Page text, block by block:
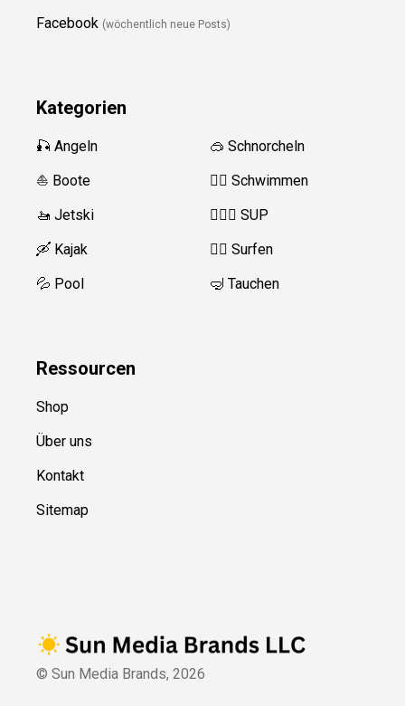
Facebook (wöchentlich neue Posts)
Kategorien
🎣 Angeln
⛵️ Boote
🚤 Jetski
🛶 Kajak
💦 Pool
🥽 Schnorcheln
🏊‍♂️ Schwimmen
🏄‍♀️🛶 SUP
🏄‍♂️ Surfen
🤿 Tauchen
Ressourcen
Shop
Über uns
Kontakt
Sitemap
© Sun Media Brands, 2026